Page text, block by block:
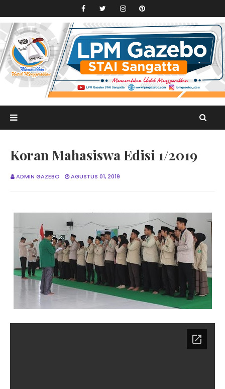
Koran Mahasiswa Edisi 1/2019
ADMIN GAZEBO AGUSTUS 01, 2019